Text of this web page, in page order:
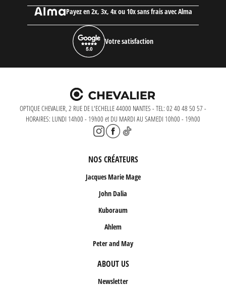
Payez en 2x, 3x, 4x ou 10x sans frais avec Alma
Votre satisfaction
OPTIQUE CHEVALIER, 2 RUE DE L'ECHELLE 44000 NANTES - TEL: 02 40 48 50 57 -
HORAIRES: LUNDI 14h00 - 19h00 et DU MARDI AU SAMEDI 10h00 - 19h00
NOS CRÉATEURS
Jacques Marie Mage
John Dalia
Kuboraum
Ahlem
Peter and May
ABOUT US
Newsletter